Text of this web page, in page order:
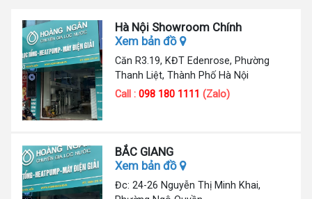
Hà Nội Showroom Chính
Xem bản đồ
Căn R3.19, KĐT Edenrose, Phường
Thanh Liệt, Thành Phố Hà Nội
Call :098 180 1111 (Zalo)
BẮC GIANG
Xem bản đồ
Đc: 24-26 Nguyễn Thị Minh Khai,